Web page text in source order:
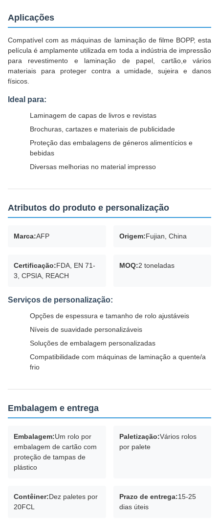
Aplicações
Compatível com as máquinas de laminação de filme BOPP, esta
película é amplamente utilizada em toda a indústria de impressão
para revestimento e laminação de papel, cartão,e vários
materiais para proteger contra a umidade, sujeira e danos
físicos.
Ideal para:
Laminagem de capas de livros e revistas
Brochuras, cartazes e materiais de publicidade
Proteção das embalagens de géneros alimentícios e
bebidas
Diversas melhorias no material impresso
Atributos do produto e personalização
Marca:AFP Origem:Fujian, China
Certificação:FDA, EN 71-
3, CPSIA, REACH
MOQ:2 toneladas
Serviços de personalização:
Opções de espessura e tamanho de rolo ajustáveis
Níveis de suavidade personalizáveis
Soluções de embalagem personalizadas
Compatibilidade com máquinas de laminação a quente/a
frio
Embalagem e entrega
Embalagem:Um rolo por
embalagem de cartão com
proteção de tampas de
plástico
Paletização:Vários rolos
por palete
Contêiner:Dez paletes por
20FCL
Prazo de entrega:15-25
dias úteis